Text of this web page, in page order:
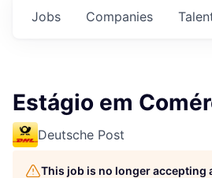
Jobs Companies
Estágio em
Deutsche Post
This job is no longer accepting